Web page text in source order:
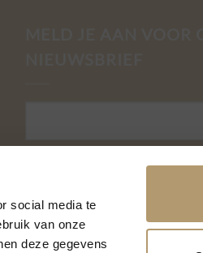
social media te
van onze
deze gegevens